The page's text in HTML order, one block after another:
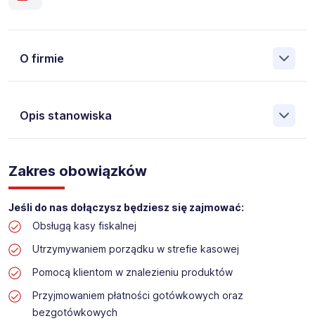
O firmie
Opis stanowiska
Pośrednictwa Pracy i Doradztwa Personalnego Work &
Profit jest obecnie jedną z największych niezależnych
polskich agencji zatrudnienia. W ciągu wielu lat naszej
działalności daliśmy pracę przeszło 50 000 pracowników
w całym kraju. Skutecznie znajdujemy pracowników dla
największych firm, jak również małych rodzinnych
przedsiębiorstw w Polsce. Agencja jest wpisana pod nr
stanowisko:
Obsługa kasy i dokładanie towaru w drogerii
Zakres obowiązków
Jeśli do nas dołączysz będziesz się zajmować:
Obsługą kasy fiskalnej
Utrzymywaniem porządku w strefie kasowej
Pomocą klientom w znalezieniu produktów
Przyjmowaniem płatności gotówkowych oraz
bezgotówkowych